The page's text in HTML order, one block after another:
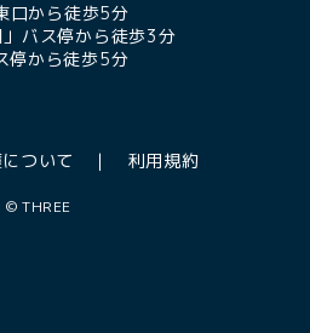
から徒歩5分
バス停から徒歩3分
停から徒歩5分
ついて 利用規約
©THREE